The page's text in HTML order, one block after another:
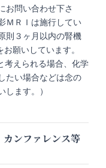
お問い合わせ下さ
ＭＲＩは施行してい
則３ヶ月以内の腎機
願いしています。
考えられる場合、化学
たい場合などは念の
ます。）
ンファレンス等